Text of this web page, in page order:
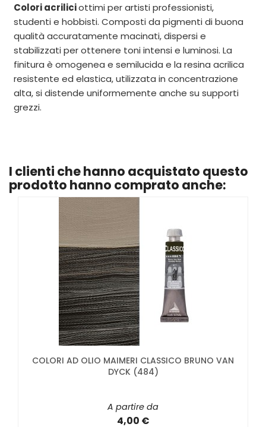
Colori acriliciottimi per artisti professionisti,
studenti e hobbisti. Composti da pigmenti di buona
qualità accuratamente macinati, dispersi e
stabilizzati per ottenere toni intensi e luminosi. La
finitura è omogenea e semilucida e la resina acrilica
resistente ed elastica, utilizzata in concentrazione
alta, si distende uniformemente anche su supporti
grezzi.
I clienti che hanno acquistato questo
prodotto hanno comprato anche:
COLORI AD OLIO MAIMERI CLASSICO BRUNO VAN
DYCK (484)
A partire da
4,00 €